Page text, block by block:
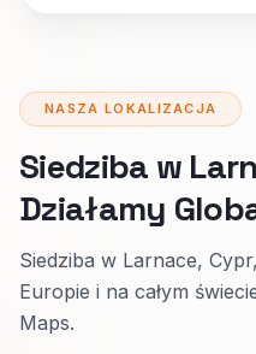
NASZA LOKALIZACJA
Siedziba w
Działamy
Siedziba w Larnace,
Europie i na całym
Maps.